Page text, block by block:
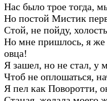
Нас было трое тогда,
Но постой Мистик
Стой, не пойду,
Но мне пришлось, я же
овца!
Я зашел, но не стал, у
Чтоб не оплошаться,
Я пел как Поворотти,